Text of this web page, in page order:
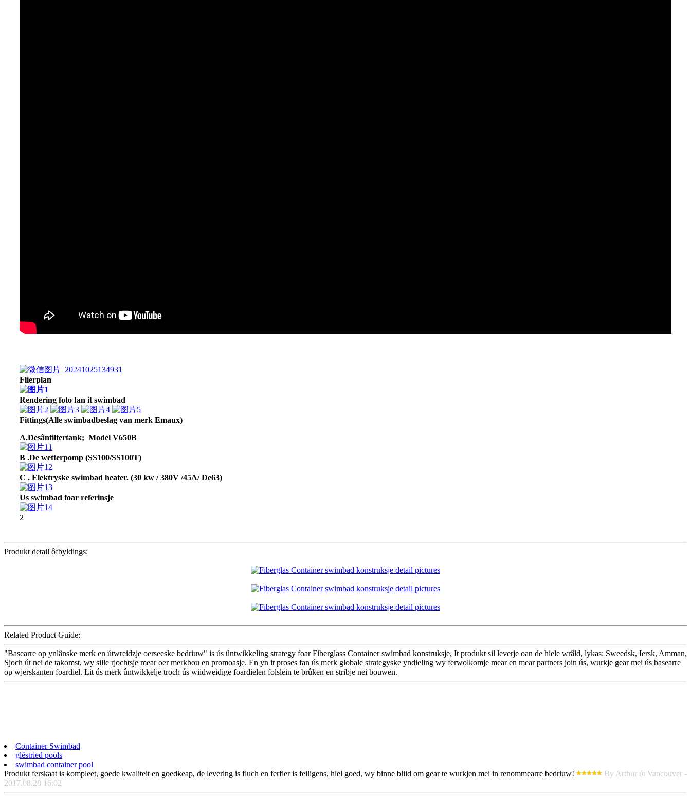
Flierplan
Rendering foto fan it swimbad
Fittings(Alle swimbadbeslag van merk Emaux)
A.Desânfiltertank; Model V650B
B .De wetterpomp (SS100/SS100T)
C . Elektryske swimbad heater. (30 kw / 380V /45A/ De63)
Us swimbad foar referinsje
2
Produkt detail ôfbyldings:
Related Product Guide:
"Basearre op ynlânske merk en útwreidzje oerseeske bedriuw" is ús ûntwikkeling strategy foar Fiberglass Container swimbad konstruksje, It produkt sil leverje oan de hiele wrâld, lykas: Sweedsk, Iersk, Amman,
Sjoch út nei de takomst, wy sille rjochtsje mear oer merkbou en promoasje. En yn it proses fan ús merk globale strategyske yndieling wy ferwolkomje mear en mear partners join ús, wurkje gear mei ús basearre
op wjerskanten foardiel. Lit ús merk ûntwikkelje troch ús wiidweidige foardielen folslein te brûken en stribje nei bouwen.
Container Swimbad
glêstried pools
swimbad container pool
Produkt ferskaat is kompleet, goede kwaliteit en goedkeap, de levering is fluch en ferfier is feiligens, hiel goed, wy binne bliid om gear te wurkjen mei in renommearre bedriuw!
By Arthur út Vancouver -
2017.08.28 16:02